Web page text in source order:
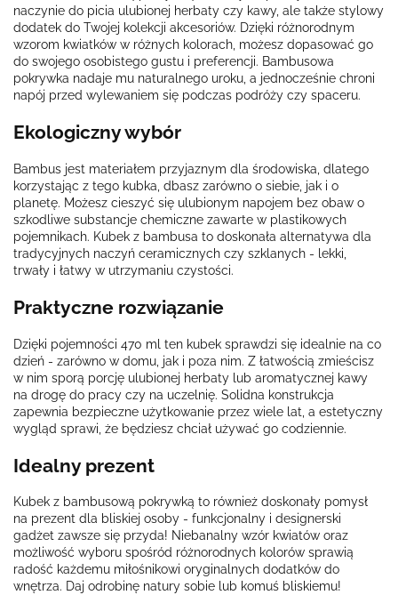
naczynie do picia ulubionej herbaty czy kawy, ale także stylowy
dodatek do Twojej kolekcji akcesoriów. Dzięki różnorodnym
wzorom kwiatków w różnych kolorach, możesz dopasować go
do swojego osobistego gustu i preferencji. Bambusowa
pokrywka nadaje mu naturalnego uroku, a jednocześnie chroni
napój przed wylewaniem się podczas podróży czy spaceru.
Ekologiczny wybór
Bambus jest materiałem przyjaznym dla środowiska, dlatego
korzystając z tego kubka, dbasz zarówno o siebie, jak i o
planetę. Możesz cieszyć się ulubionym napojem bez obaw o
szkodliwe substancje chemiczne zawarte w plastikowych
pojemnikach. Kubek z bambusa to doskonała alternatywa dla
tradycyjnych naczyń ceramicznych czy szklanych - lekki,
trwały i łatwy w utrzymaniu czystości.
Praktyczne rozwiązanie
Dzięki pojemności 470 ml ten kubek sprawdzi się idealnie na co
dzień - zarówno w domu, jak i poza nim. Z łatwością zmieścisz
w nim sporą porcję ulubionej herbaty lub aromatycznej kawy
na drogę do pracy czy na uczelnię. Solidna konstrukcja
zapewnia bezpieczne użytkowanie przez wiele lat, a estetyczny
wygląd sprawi, że będziesz chciał używać go codziennie.
Idealny prezent
Kubek z bambusową pokrywką to również doskonały pomysł
na prezent dla bliskiej osoby - funkcjonalny i designerski
gadżet zawsze się przyda! Niebanalny wzór kwiatów oraz
możliwość wyboru spośród różnorodnych kolorów sprawią
radość każdemu miłośnikowi oryginalnych dodatków do
wnętrza. Daj odrobinę natury sobie lub komuś bliskiemu!